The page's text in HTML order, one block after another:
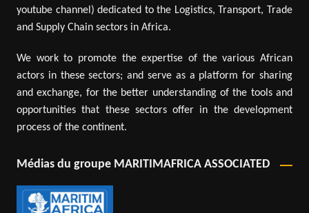
youtube channel) dedicated to the Logistics, Transport, Trade
and Supply Chain sectors in Africa.
We work to promote the expertise of the various African
actors in these sectors; and serve as a platform for sharing
and exchange, for the better understanding of the tools and
opportunities that these sectors offer in the development
process of the continent.
Médias du groupe MARITIMAFRICA ASSOCIATED